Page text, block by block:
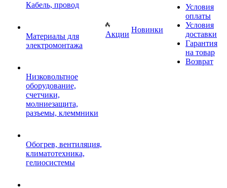
Кабель, провод
Материалы для
электромонтажа
Низковольтное
оборудование,
счетчики,
молниезащита,
разъемы, клеммники
Обогрев, вентиляция,
климатотехника,
гелиосистемы
Акции
Новинки
Условия
оплаты
Условия
доставки
Гарантия
на товар
Возврат